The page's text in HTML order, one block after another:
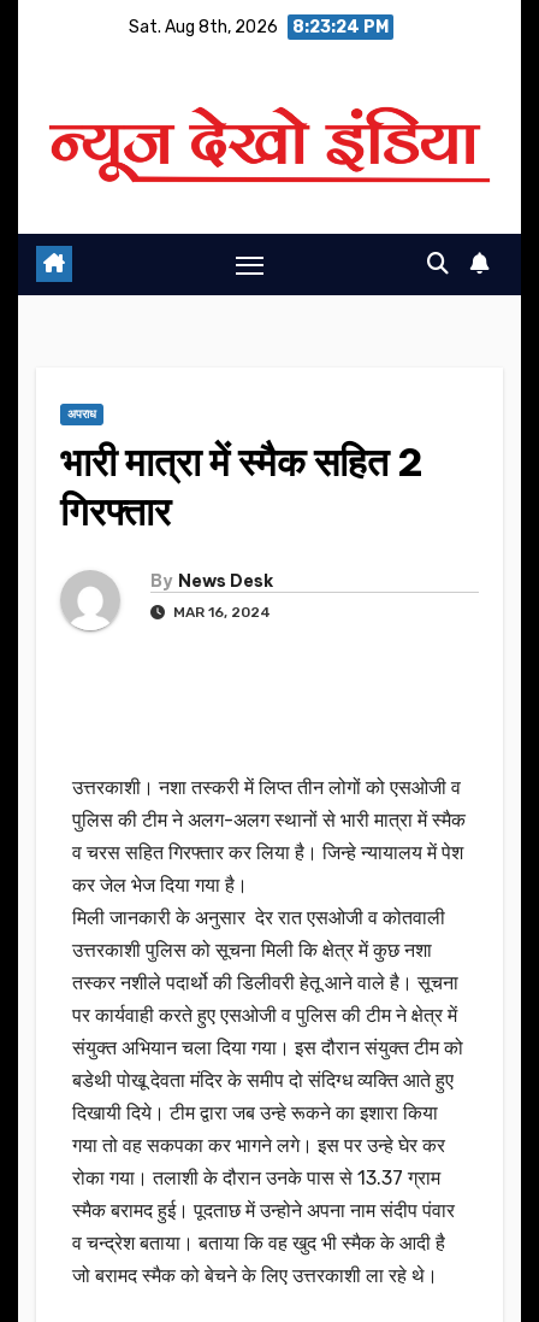
Sat. Aug 8th, 2026 8:23:25 PM
अपराध
भारी मात्रा में स्मैक सहित 2
गिरफ्तार
By News Desk
MAR 16, 2024
उत्तरकाशी। नशा तस्करी में लिप्त तीन लोगों को एसओजी व
पुलिस की टीम ने अलग-अलग स्थानों से भारी मात्रा में स्मैक
व चरस सहित गिरफ्तार कर लिया है। जिन्हे न्यायालय में पेश
कर जेल भेज दिया गया है।
मिली जानकारी के अनुसार देर रात एसओजी व कोतवाली
उत्तरकाशी पुलिस को सूचना मिली कि क्षेत्र में कुछ नशा
तस्कर नशीले पदार्थो की डिलीवरी हेतू आने वाले है। सूचना
पर कार्यवाही करते हुए एसओजी व पुलिस की टीम ने क्षेत्र में
संयुक्त अभियान चला दिया गया। इस दौरान संयुक्त टीम को
बडेथी पोखू देवता मंदिर के समीप दो संदिग्ध व्यक्ति आते हुए
दिखायी दिये। टीम द्वारा जब उन्हे रूकने का इशारा किया
गया तो वह सकपका कर भागने लगे। इस पर उन्हे घेर कर
रोका गया। तलाशी के दौरान उनके पास से 13.37 ग्राम
स्मैक बरामद हुई। पूदताछ में उन्होने अपना नाम संदीप पंवार
व चन्द्रेश बताया। बताया कि वह खुद भी स्मैक के आदी है
जो बरामद स्मैक को बेचने के लिए उत्तरकाशी ला रहे थे।